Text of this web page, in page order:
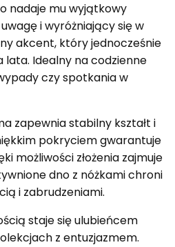
nadaje mu wyjątkowy
i wyróżniający się w
akcent, który jednocześnie
lata. Idealny na codzienne
czy spotkania w
zapewnia stabilny kształt i
pokryciem gwarantuje
możliwości złożenia zajmuje
dno z nóżkami chroni
i zabrudzeniami.
staje się ulubieńcem
z entuzjazmem.